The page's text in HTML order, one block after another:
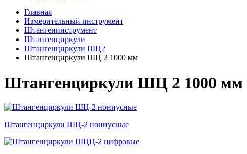
Главная
Измерительный инструмент
Штангенинструмент
Штангенциркули
Штангенциркули ШЦ2
Штангенциркули ШЦ 2 1000 мм
Штангенциркули ШЦ 2 1000 мм
Штангенциркули ШЦ-2 нониусные